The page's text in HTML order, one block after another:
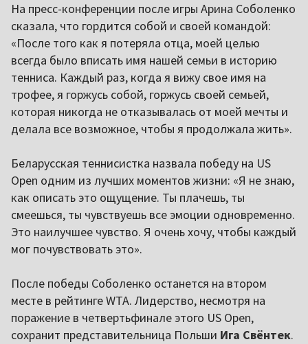
На пресс-конференции после игры Арина Соболенко
сказала, что гордится собой и своей командой:
«После того как я потеряла отца, моей целью
всегда было вписать имя нашей семьи в историю
тенниса. Каждый раз, когда я вижу свое имя на
трофее, я горжусь собой, горжусь своей семьей,
которая никогда не отказывалась от моей мечты и
делала все возможное, чтобы я продолжала жить».
Беларусская теннисистка назвала победу на US
Open одним из лучших моментов жизни: «Я не знаю,
как описать это ощущение. Ты плачешь, ты
смеешься, ты чувствуешь все эмоции одновременно.
Это наилучшее чувство. Я очень хочу, чтобы каждый
мог почувствовать это».
После победы Соболенко останется на втором
месте в рейтинге WTA. Лидерство, несмотря на
поражение в четвертьфинале этого US Open,
сохранит представительница Польши Ига Свёнтек.